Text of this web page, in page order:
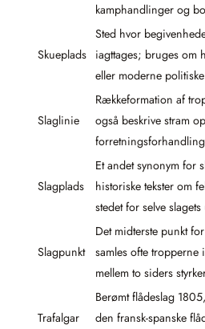
kamphandlinger og
Skueplads
Sted hvor
iagttages; bruges om
eller moderne
Slaglinie
Rækkeformation af
også beskrive stram
Slagplads
Et andet synonym for
historiske tekster om
stedet for selve
Slagpunkt
Det midterste punkt
samles ofte
mellem to siders
Trafalgar
Berømt flådeslag
den fransk-spanske